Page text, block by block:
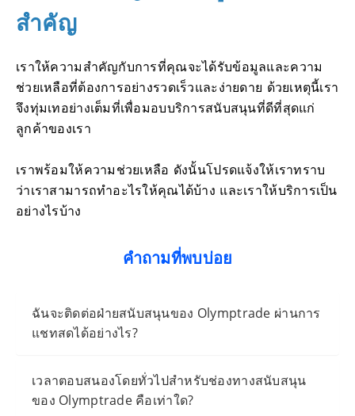
สำคัญ
เราให้ความสำคัญกับการที่คุณจะได้รับข้อมูลและความ
ช่วยเหลือที่ต้องการอย่างรวดเร็วและง่ายดาย ด้วยเหตุนี้เรา
จึงทุ่มเทอย่างเต็มที่เพื่อมอบบริการสนับสนุนที่ดีที่สุดแก่
ลูกค้าของเรา
เราพร้อมให้ความช่วยเหลือ ดังนั้นโปรดแจ้งให้เราทราบ
ว่าเราสามารถทำอะไรให้คุณได้บ้าง และเราให้บริการเป็น
อย่างไรบ้าง
คำถามที่พบบ่อย
ฉันจะติดต่อฝ่ายสนับสนุนของ Olymptrade ผ่านการ
แชทสดได้อย่างไร?
เวลาตอบสนองโดยทั่วไปสำหรับช่องทางสนับสนุน
ของ Olymptrade คือเท่าใด?